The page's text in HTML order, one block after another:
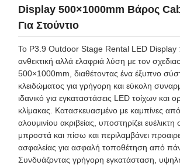
Display 500×1000mm Βάρος
Για Στούντιο
Το P3.9 Outdoor Stage Rental LED Display
ανθεκτική αλλά ελαφριά λύση με τον
500×1000mm, διαθέτοντας ένα έξυπνο
κλειδώματος για γρήγορη και εύκολη
ιδανικό για εγκαταστάσεις LED τοίχων και
κλίμακας. Κατασκευασμένο με καμπίνες
αλουμινίου ακριβείας, υποστηρίζει
μπροστά και πίσω και περιλαμβάνει
ασφαλείας για ασφαλή τοποθέτηση από
Συνδυάζοντας γρήγορη εγκατάσταση,